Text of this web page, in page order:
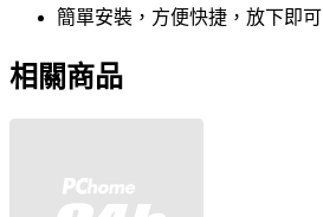
簡單安裝，方便快捷，放下即可
相關商品